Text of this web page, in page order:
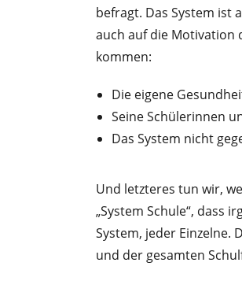
befragt. Das System ist
auch auf die Motivation
kommen:
Die eigene
Seine Schülerinnen
Das System nicht
Und letzteres tun wir,
„System Schule“, dass
System, jeder Einzelne.
und der gesamten